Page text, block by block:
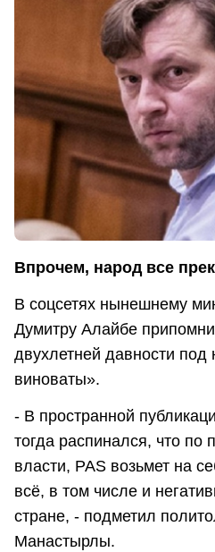
Впрочем, народ все
В соцсетях нынешнему
Думитру Алайбе
двухлетней давности
виноваты».
- В пространной
тогда распинался, что по
власти, PAS возьмет на
всё, в том числе и
стране, - подметил
Манастырлы.